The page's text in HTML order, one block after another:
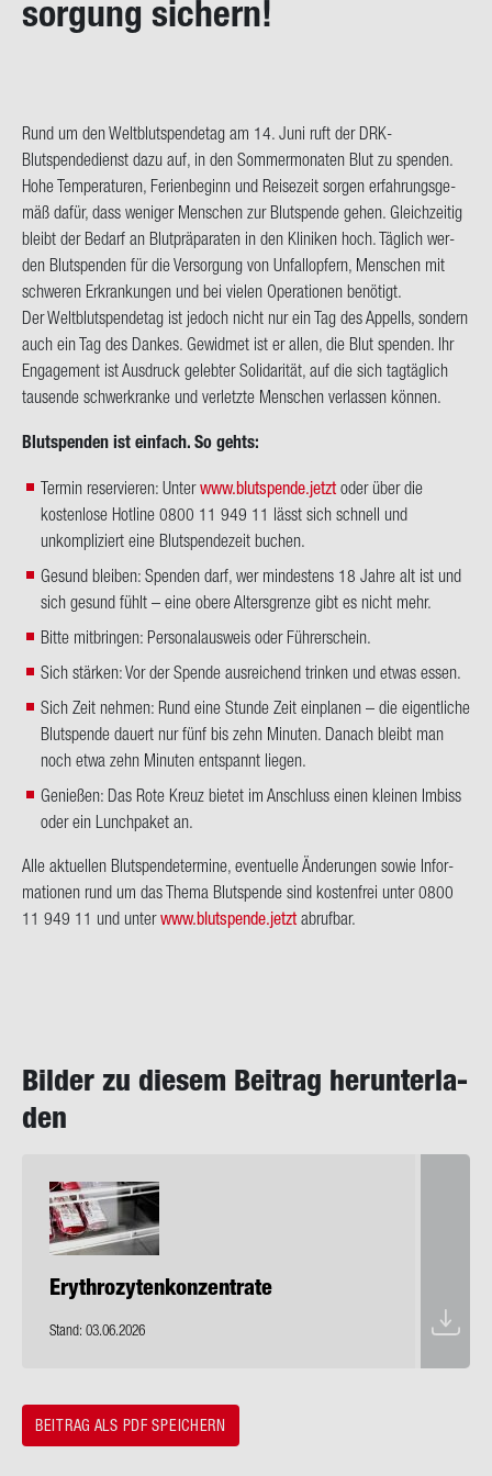
onsor­gung si­chern!
Rund um den Welt­blut­spen­de­tag am 14. Juni ruft der DRK-​
Blutspendedienst dazu auf, in den Som­mer­mo­na­ten Blut zu spen­den.
Hohe Tem­pe­ra­tu­ren, Fe­ri­en­be­ginn und Rei­se­zeit sor­gen er­fah­rungs­ge­
mäß dafür, dass we­ni­ger Men­schen zur Blut­spen­de gehen. Gleich­zei­tig
bleibt der Be­darf an Blut­prä­pa­ra­ten in den Kli­ni­ken hoch. Täg­lich wer­
den Blut­spen­den für die Ver­sor­gung von Un­fall­op­fern, Men­schen mit
schwe­ren Er­kran­kun­gen und bei vie­len Ope­ra­tio­nen be­nö­tigt.
Der Welt­blut­spen­de­tag ist je­doch nicht nur ein Tag des Ap­pells, son­dern
auch ein Tag des Dan­kes. Ge­wid­met ist er allen, die Blut spen­den. Ihr
En­ga­ge­ment ist Aus­druck ge­leb­ter So­li­da­ri­tät, auf die sich tag­täg­lich
tau­sen­de schwer­kran­ke und ver­letz­te Men­schen ver­las­sen kön­nen.
Blut­spen­den ist ein­fach. So gehts:
Termin reservieren: Unterwww.blutspende.jetztoder über die
kostenlose Hotline 0800 11 949 11 lässt sich schnell und
unkompliziert eine Blutspendezeit buchen.
Gesund bleiben: Spenden darf, wer mindestens 18 Jahre alt ist und
sich gesund fühlt – eine obere Altersgrenze gibt es nicht mehr.
Bitte mitbringen: Personalausweis oder Führerschein.
Sich stärken: Vor der Spende ausreichend trinken und etwas essen.
Sich Zeit nehmen: Rund eine Stunde Zeit einplanen – die eigentliche
Blutspende dauert nur fünf bis zehn Minuten. Danach bleibt man
noch etwa zehn Minuten entspannt liegen.
Genießen: Das Rote Kreuz bietet im Anschluss einen kleinen Imbiss
oder ein Lunchpaket an.
Alle ak­tu­el­len Blut­spen­de­ter­mi­ne, even­tu­el­le Än­de­run­gen sowie In­for­
ma­tio­nen rund um das Thema Blut­spen­de sind kos­ten­frei unter 0800
11 949 11 und unterwww.blut­spen­de.jetztab­ruf­bar.
Bil­der zu die­sem Bei­trag her­un­ter­la­
den
Ery­thro­zy­ten­kon­zen­tra­te
Stand: 03.06.2026
BEITRAG ALS PDF SPEICHERN